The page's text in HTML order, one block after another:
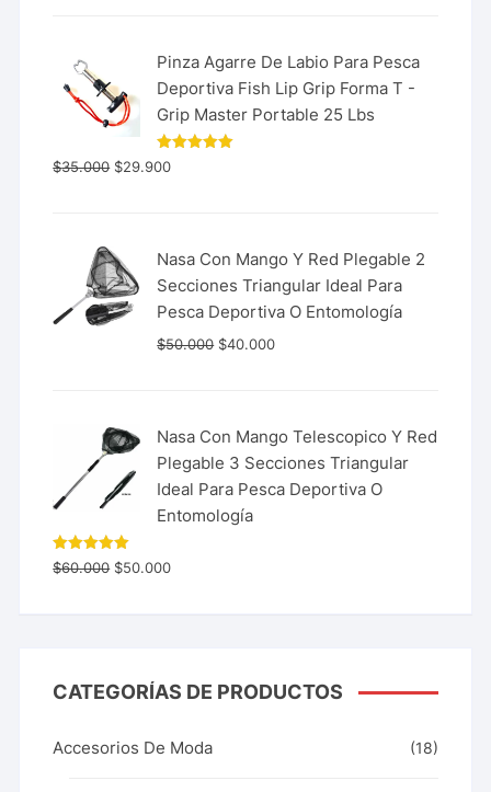
Pinza Agarre De Labio Para Pesca
Deportiva Fish Lip Grip Forma T -
Grip Master Portable 25 Lbs
Valorado
con
$35.000 $29.900
Nasa Con Mango Y Red Plegable 2
Secciones Triangular Ideal Para
Pesca Deportiva O Entomología
$50.000 $40.000
Nasa Con Mango Telescopico Y Red
Plegable 3 Secciones Triangular
Ideal Para Pesca Deportiva O
Entomología
Valorado
con5.00
$60.000 $50.000
CATEGORÍAS DE PRODUCTOS
Accesorios De Moda (18)